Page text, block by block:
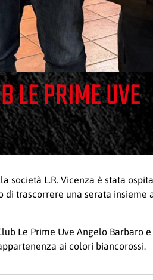
LE PRIME UVE
L.R. Vicenza è stata
trascorrere una serata
Le Prime Uve Angelo
ai colori biancorossi.